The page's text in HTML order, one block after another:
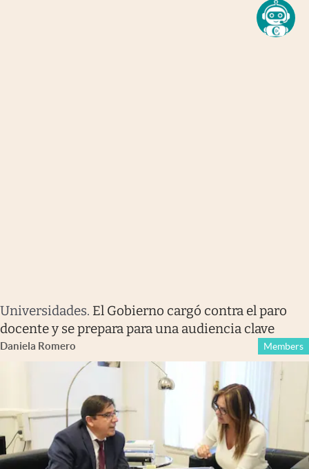
Universidades. El Gobierno cargó contra el paro
docente y se prepara para una audiencia clave
Daniela Romero Members